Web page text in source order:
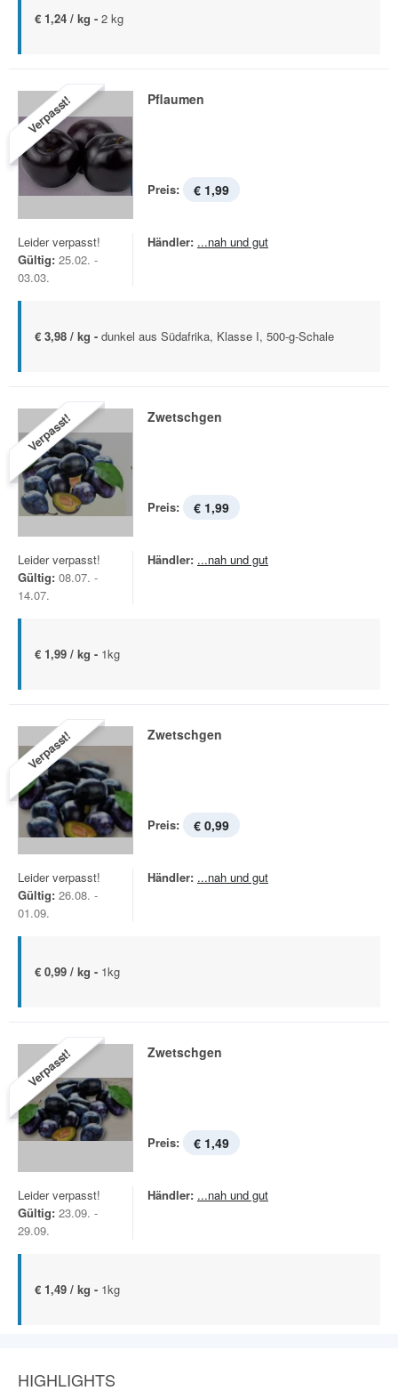
€ 1,24 / kg - 2 kg
Verpasst! Pflaumen
Preis: € 1,99
Leider verpasst!
Gültig: 25.02. -
03.03.
Händler: ...nah und gut
€ 3,98 / kg - dunkel aus Südafrika, Klasse I, 500-g-Schale
Verpasst! Zwetschgen
Preis: € 1,99
Leider verpasst!
Gültig: 08.07. -
14.07.
Händler: ...nah und gut
€ 1,99 / kg - 1kg
Verpasst! Zwetschgen
Preis: € 0,99
Leider verpasst!
Gültig: 26.08. -
01.09.
Händler: ...nah und gut
€ 0,99 / kg - 1kg
Verpasst! Zwetschgen
Preis: € 1,49
Leider verpasst!
Gültig: 23.09. -
29.09.
Händler: ...nah und gut
€ 1,49 / kg - 1kg
HIGHLIGHTS